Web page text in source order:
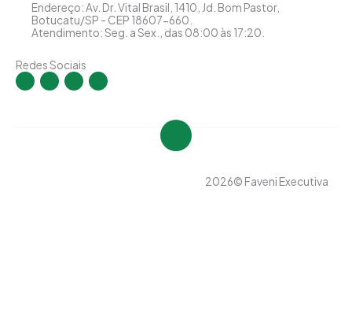
Endereço: Av. Dr. Vital Brasil, 1410, Jd. Bom Pastor,
Botucatu/SP - CEP 18607-660.
Atendimento: Seg. a Sex., das 08:00 às 17:20.
Redes Sociais
I
s
F
c
Y
u
L
n
2026© Faveni Executiva